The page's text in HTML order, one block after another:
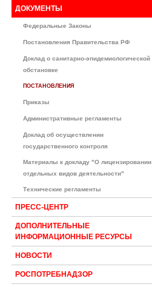
ДОКУМЕНТЫ
Федеральные Законы
Постановления Правительства РФ
Доклад о санитарно-эпидемиологической
обстановке
ПОСТАНОВЛЕНИЯ
Приказы
Административные регламенты
Доклад об осуществлении
государственного контроля
Материалы к докладу "О лицензировании
отдельных видов деятельности"
Технические регламенты
ПРЕСС-ЦЕНТР
ДОПОЛНИТЕЛЬНЫЕ
ИНФОРМАЦИОННЫЕ РЕСУРСЫ
НОВОСТИ
РОСПОТРЕБНАДЗОР